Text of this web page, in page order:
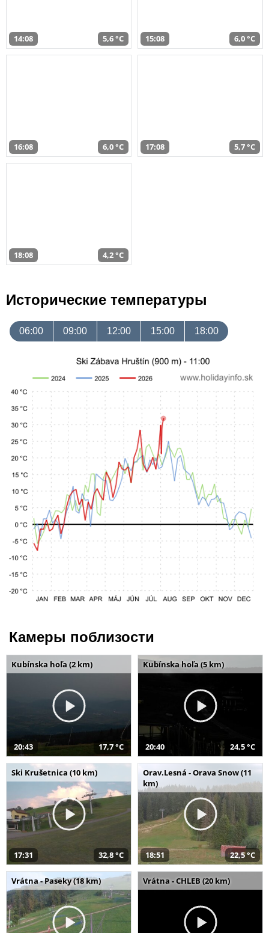
14:08 5,6 °C 15:08 6,0 °C
16:08 6,0 °C 17:08 5,7 °C
18:08 4,2 °C
Исторические температуры
06:00 09:00 12:00 15:00 18:00
Камеры поблизости
Kubínska hoľa (2 km)
20:43 17,7 °C
Kubínska hoľa (5 km)
20:40 24,5 °C
Ski Krušetnica (10 km)
17:31 32,8 °C
Orav.Lesná - Orava Snow (11
km)
18:51 22,5 °C
Vrátna - Paseky (18 km) Vrátna - CHLEB (20 km)